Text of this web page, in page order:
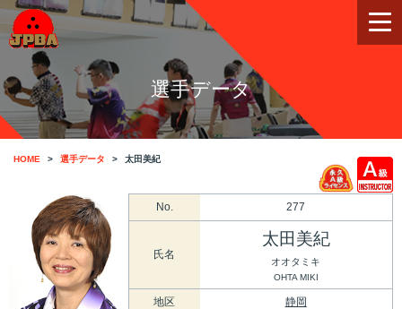
選手データ
HOME 選手データ 太田美紀
No. 277
氏名
太田美紀
オオタミキ
OHTA MIKI
地区 静岡